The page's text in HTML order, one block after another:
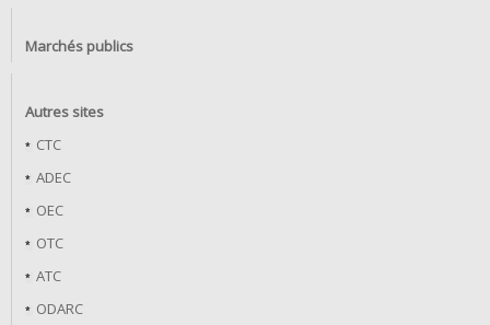
Marchés publics
Autres sites
CTC
ADEC
OEC
OTC
ATC
ODARC